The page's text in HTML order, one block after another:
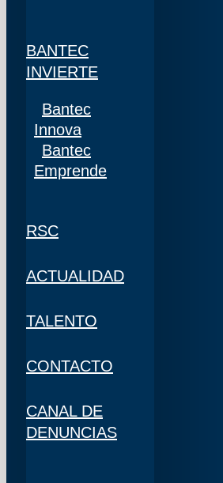
BANTEC
INVIERTE
Bantec
Innova
Bantec
Emprende
RSC
ACTUALIDAD
TALENTO
CONTACTO
CANAL DE
DENUNCIAS